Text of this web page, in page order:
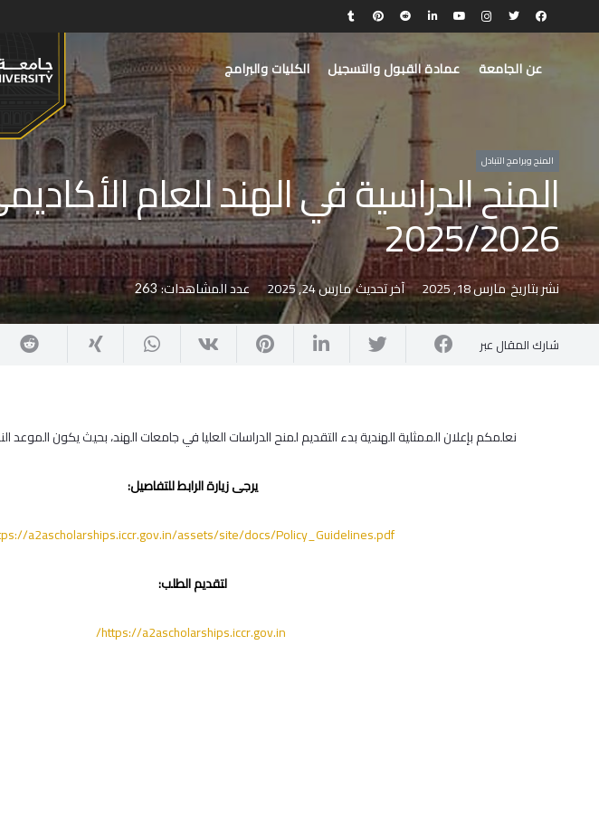
عن الجامعة عمادة القبول والتسجيل الكليات والبرامج
المنح وبرامج التبادل
المنح الدراسية في الهند للعام
2025/2026
نشر بتاريخمارس 18, 2025 آخر تحديثمارس 24, 2025 عدد المشاهدات: 263
شارك المقال عبر
نعلمكم بإعلان الممثلية الهندية بدء التقديم لمنح الدراسات العليا في جامعات الهند، بحيث يكون الموعد النهائي
يرجى زيارة الرابط للتفاصيل:
a2ascholarships.iccr.gov.in/assets/site/docs/Policy_Guidelines.pdf
لتقديم الطلب:
https://a2ascholarships.iccr.gov.in/